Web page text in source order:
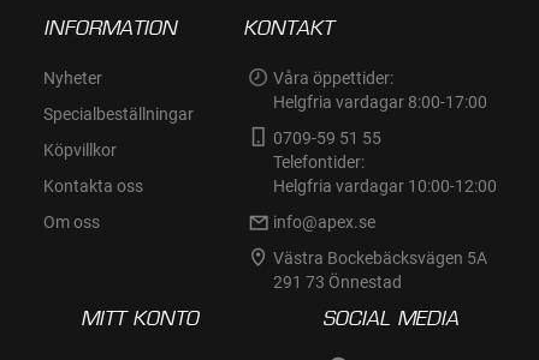
INFORMATION
Nyheter
Specialbeställningar
Köpvillkor
Kontakta oss
Om oss
KONTAKT
Våra öppettider:
Helgfria vardagar 8:00-17:00
0709-59 51 55
Telefontider:
Helgfria vardagar 10:00-12:00
info@apex.se
Västra Bockebäcksvägen 5A
291 73 Önnestad
MITT KONTO SOCIAL MEDIA